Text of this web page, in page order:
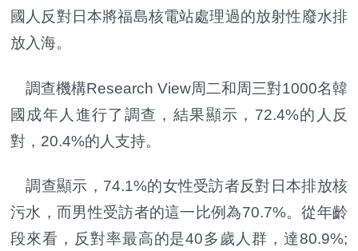
國人反對日本將福島核電站處理過的放射性廢水排
放入海。
調查機構Research View周二和周三對1000名韓
國成年人進行了調查，結果顯示，72.4%的人反
對，20.4%的人支持。
調查顯示，74.1%的女性受訪者反對日本排放核
污水，而男性受訪者的這一比例為70.7%。從年齡
段來看，反對率最高的是40多歲人群，達80.9%;